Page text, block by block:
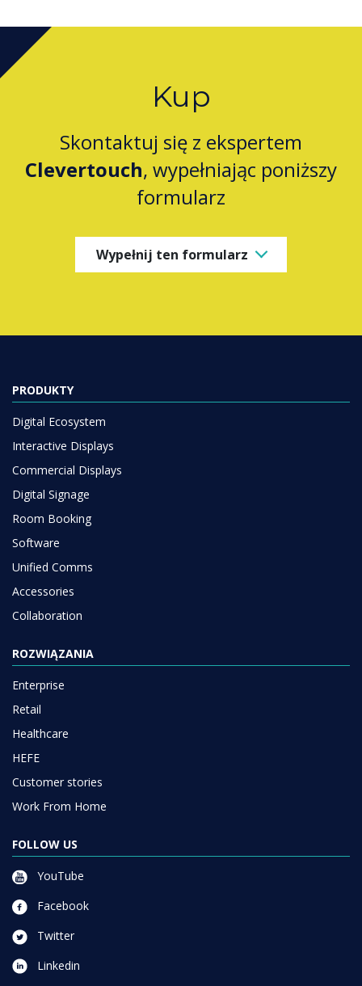
Kup
Skontaktuj się z ekspertem
Clevertouch, wypełniając poniższy
formularz
Wypełnij ten formularz
PRODUKTY
Digital Ecosystem
Interactive Displays
Commercial Displays
Digital Signage
Room Booking
Software
Unified Comms
Accessories
Collaboration
ROZWIĄZANIA
Enterprise
Retail
Healthcare
HEFE
Customer stories
Work From Home
FOLLOW US
YouTube
Facebook
Twitter
Linkedin